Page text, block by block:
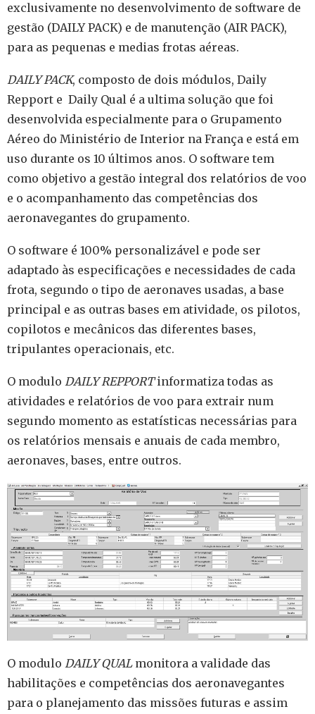
exclusivamente no desenvolvimento de software de
gestão (DAILY PACK) e de manutenção (AIR PACK),
para as pequenas e medias frotas aéreas.
DAILY PACK, composto de dois módulos, Daily
Repport e Daily Qual é a ultima solução que foi
desenvolvida especialmente para o Grupamento
Aéreo do Ministério de Interior na França e está em
uso durante os 10 últimos anos. O software tem
como objetivo a gestão integral dos relatórios de voo
e o acompanhamento das competências dos
aeronavegantes do grupamento.
O software é 100% personalizável e pode ser
adaptado às especificações e necessidades de cada
frota, segundo o tipo de aeronaves usadas, a base
principal e as outras bases em atividade, os pilotos,
copilotos e mecânicos das diferentes bases,
tripulantes operacionais, etc.
O modulo DAILY REPPORTinformatiza todas as
atividades e relatórios de voo para extrair num
segundo momento as estatísticas necessárias para
os relatórios mensais e anuais de cada membro,
aeronaves, bases, entre outros.
O modulo DAILY QUALmonitora a validade das
habilitações e competências dos aeronavegantes
para o planejamento das missões futuras e assim